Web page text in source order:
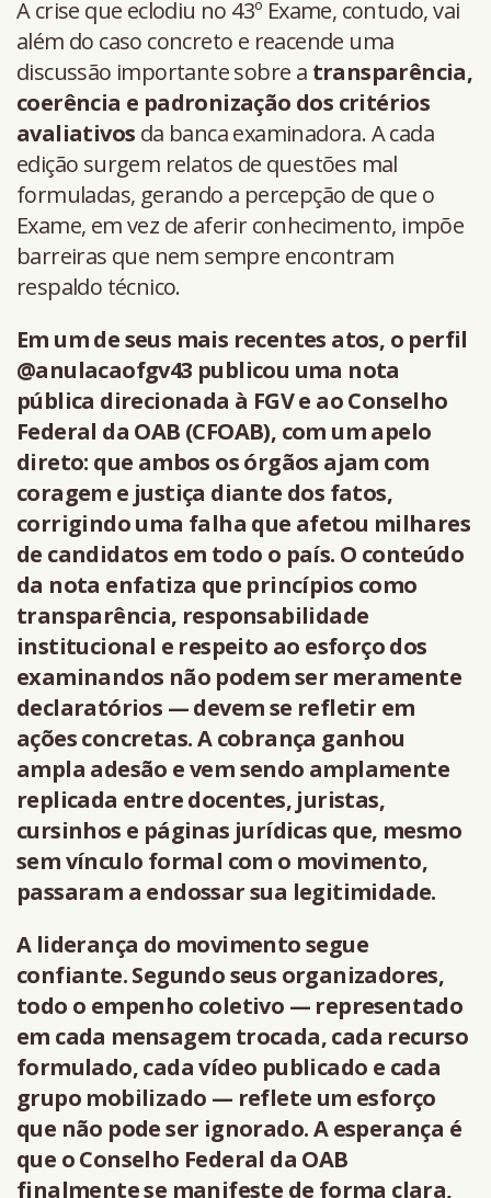
A crise que eclodiu no 43º Exame, contudo, vai
além do caso concreto e reacende uma
discussão importante sobre a transparência,
coerência e padronização dos critérios
avaliativos da banca examinadora. A cada
edição surgem relatos de questões mal
formuladas, gerando a percepção de que o
Exame, em vez de aferir conhecimento, impõe
barreiras que nem sempre encontram
respaldo técnico.
Em um de seus mais recentes atos, o perfil
@anulacaofgv43 publicou uma nota
pública direcionada à FGV e ao Conselho
Federal da OAB (CFOAB), com um apelo
direto: que ambos os órgãos ajam com
coragem e justiça diante dos fatos,
corrigindo uma falha que afetou milhares
de candidatos em todo o país. O conteúdo
da nota enfatiza que princípios como
transparência, responsabilidade
institucional e respeito ao esforço dos
examinandos não podem ser meramente
declaratórios — devem se refletir em
ações concretas. A cobrança ganhou
ampla adesão e vem sendo amplamente
replicada entre docentes, juristas,
cursinhos e páginas jurídicas que, mesmo
sem vínculo formal com o movimento,
passaram a endossar sua legitimidade.
A liderança do movimento segue
confiante. Segundo seus organizadores,
todo o empenho coletivo — representado
em cada mensagem trocada, cada recurso
formulado, cada vídeo publicado e cada
grupo mobilizado — reflete um esforço
que não pode ser ignorado. A esperança é
que o Conselho Federal da OAB
finalmente se manifeste de forma clara,